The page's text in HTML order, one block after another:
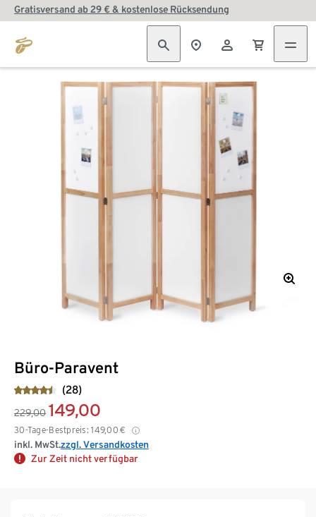
Gratisversand ab 29 € & kostenlose Rücksendung
Büro-Paravent
(28)
229,00 149,00
30-Tage-Bestpreis: 149,00 €
inkl. MwSt.zzgl. Versandkosten
Zur Zeit nicht verfügbar